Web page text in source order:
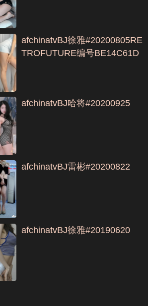
afchinatvBJ徐雅#20200805RE
TROFUTURE编号BE14C61D
afchinatvBJ哈将#20200925
afchinatvBJ雷彬#20200822
afchinatvBJ徐雅#20190620